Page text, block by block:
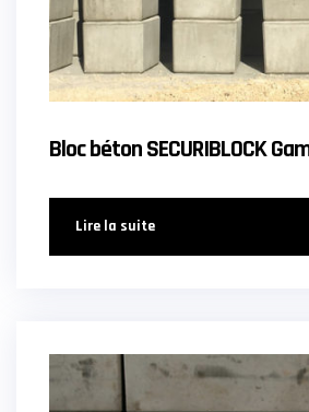
Bloc béton SECURIBLOCK
Lire la suite